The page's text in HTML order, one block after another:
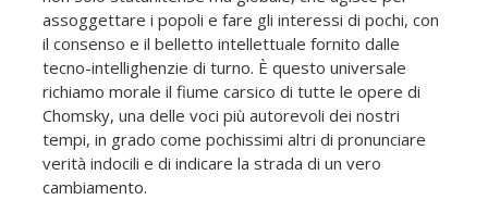
assoggettare i popoli e fare gli interessi di pochi, con
il consenso e il belletto intellettuale fornito dalle
tecno-intellighenzie di turno. È questo universale
richiamo morale il fiume carsico di tutte le opere di
Chomsky, una delle voci più autorevoli dei nostri
tempi, in grado come pochissimi altri di pronunciare
verità indocili e di indicare la strada di un vero
cambiamento.